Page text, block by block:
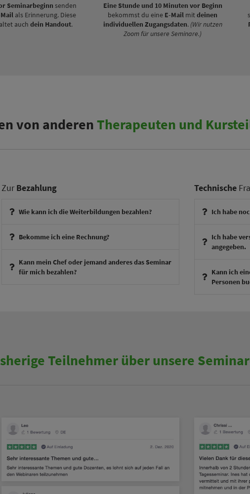
Seminarbeginn senden
als Erinnerung. Diese
auchdein Handout.
Eine Stunde und 10 Minuten vor Beginn
bekommst du eine E-Mail mitdeinen
individuellen Zugangsdaten. (Wir nutzen
Zoom für unsere Seminare.)
von anderenTherapeuten und
Zur Bezahlung
Wie kann ich die Weiterbildungen bezahlen?
Bekomme ich eine Rechnung?
Kann mein Chef oder jemand anderes das Seminar
für mich bezahlen?
Technische
Ich habe
Ich habe
angegeben.
Kann ich
Personen
Teilnehmer über unsere